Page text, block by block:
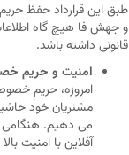
طبق این قرارداد حفظ
و جهش فا هیچ گاه
قانونی داشته باشد.
امنیت و حریم
امروزه، حریم
مشتریان خود
می دهیم. هنگامی
آفلاین با امنیت